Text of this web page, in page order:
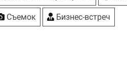
Съемок Бизнес-встреч